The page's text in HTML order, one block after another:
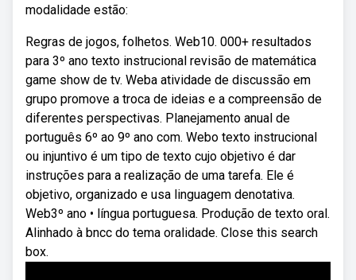
modalidade estão:
Regras de jogos, folhetos. Web10. 000+ resultados
para 3º ano texto instrucional revisão de matemática
game show de tv. Weba atividade de discussão em
grupo promove a troca de ideias e a compreensão de
diferentes perspectivas. Planejamento anual de
português 6º ao 9º ano com. Webo texto instrucional
ou injuntivo é um tipo de texto cujo objetivo é dar
instruções para a realização de uma tarefa. Ele é
objetivo, organizado e usa linguagem denotativa.
Web3º ano • língua portuguesa. Produção de texto oral.
Alinhado à bncc do tema oralidade. Close this search
box.